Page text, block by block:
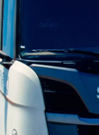
株式会社ダイアログ / 代表取締役